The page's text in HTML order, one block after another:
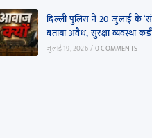
दिल्ली पुलिस ने 20 जुलाई के
बताया अवैध, सुरक्षा व्यवस्था
जुलाई 19, 2026 /0 COMMENTS